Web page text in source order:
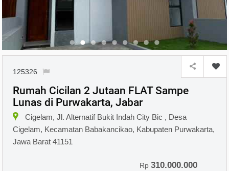
125326
Rumah Cicilan 2 Jutaan FLAT Sampe
Lunas di Purwakarta, Jabar
Cigelam, Jl. Alternatif Bukit Indah City Bic , Desa
Cigelam, Kecamatan Babakancikao, Kabupaten Purwakarta,
Jawa Barat 41151
Rp310.000.000